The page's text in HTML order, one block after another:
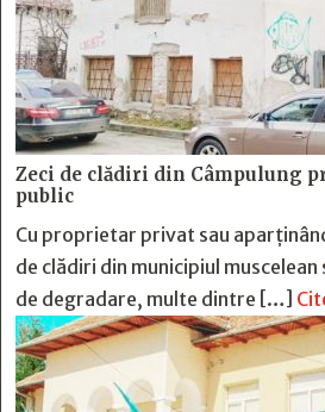
Zeci de clădiri din Câmpulung
public
Cu proprietar privat sau
de clădiri din municipiul
de degradare, multe dintre […]